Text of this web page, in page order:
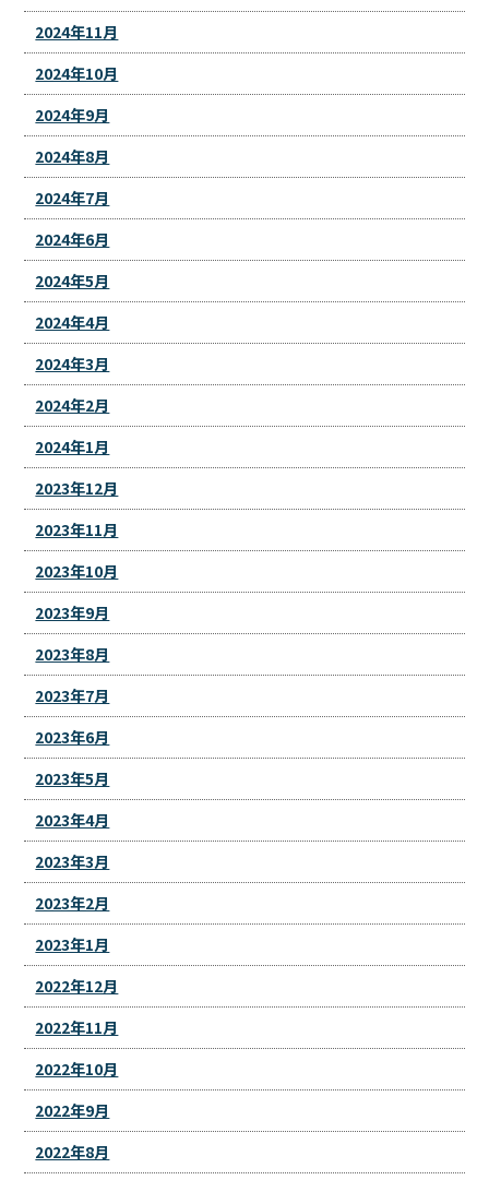
2024年11月
2024年10月
2024年9月
2024年8月
2024年7月
2024年6月
2024年5月
2024年4月
2024年3月
2024年2月
2024年1月
2023年12月
2023年11月
2023年10月
2023年9月
2023年8月
2023年7月
2023年6月
2023年5月
2023年4月
2023年3月
2023年2月
2023年1月
2022年12月
2022年11月
2022年10月
2022年9月
2022年8月